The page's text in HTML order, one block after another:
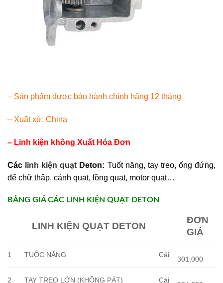
– Sản phẩm được bảo hành chính hãng 12 tháng
– Xuất xứ: China
– Linh kiện không Xuất Hóa Đơn
Các linh kiện quạt Deton: Tuốt năng, tay treo, ống đứng,
đế chữ thập, cánh quạt, lồng quạt, motor quạt…
BẢNG GIÁ CÁC LINH KIỆN QUẠT DETON
LINH KIỆN QUẠT DETON
ĐƠN
GIÁ
1 TUỐC NĂNG Cái
301,000
2 TAY TREO LỚN (KHÔNG PÁT) Cái